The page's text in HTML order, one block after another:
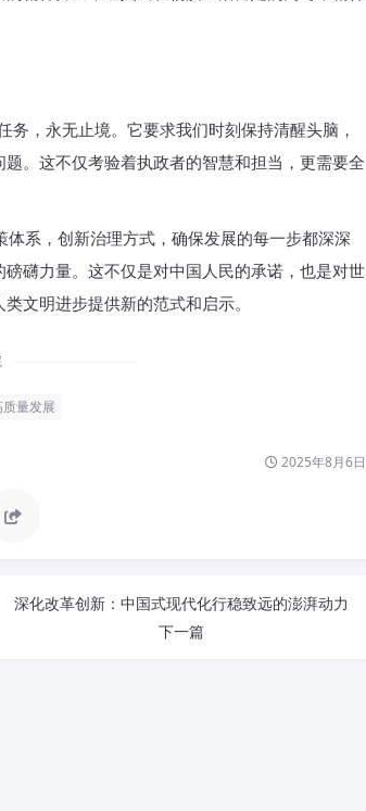
务，永无止境。它要求我们时刻保持清醒头脑，
。这不仅考验着执政者的智慧和担当，更需要全
系，创新治理方式，确保发展的每一步都深深
礴力量。这不仅是对中国人民的承诺，也是对世
文明进步提供新的范式和启示。
质量发展
2025年8月6日
深化改革创新：中国式现代化行稳致远的澎湃动力
下一篇